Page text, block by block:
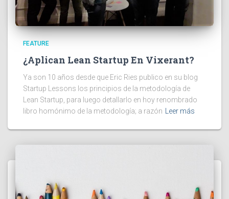
FEATURE
¿Aplican Lean Startup En Vixerant?
Ya son 10 años desde que Eric Ries publico en su blog
Startup Lessons los principios de la metodología de
Lean Startup, para luego detallarlo en hoy renombrado
libro homónimo de la metodología; a razón
Leer más